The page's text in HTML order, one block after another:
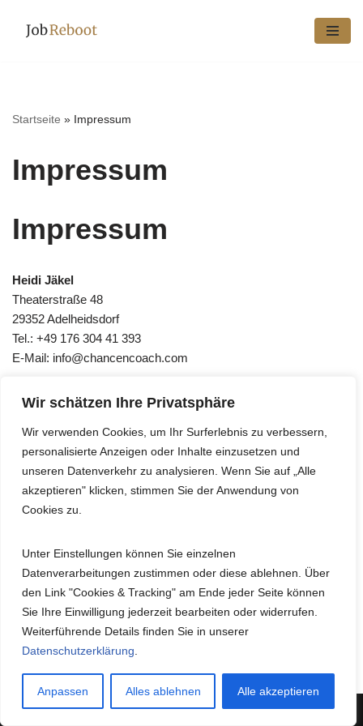
Wir schätzen Ihre Privatsphäre
Wir verwenden Cookies, um Ihr Surferlebnis zu verbessern,
personalisierte Anzeigen oder Inhalte einzusetzen und
unseren Datenverkehr zu analysieren. Wenn Sie auf „Alle
akzeptieren" klicken, stimmen Sie der Anwendung von
Cookies zu.
Unter Einstellungen können Sie einzelnen
Datenverarbeitungen zustimmen oder diese ablehnen. Über
den Link "Cookies & Tracking" am Ende jeder Seite können
Sie Ihre Einwilligung jederzeit bearbeiten oder widerrufen.
Weiterführende Details finden Sie in unserer
Datenschutzerklärung
Anpassen Alles ablehnen Alle akzeptieren
Startseite » Impressum
Impressum
Impressum
Heidi Jäkel
Theaterstraße 48
29352 Adelheidsdorf
Tel.: +49 176 304 41 393
E-Mail: info@chancencoach.com
Rechtsform: Einzelunternehmen
Verantwortlich für den Inhalt nach § 55 Abs. 2 RStV:
Heidi Jäkel, Anschrift wie oben
JobReboot ist ein eigenständiges Projekt von Heidi Jäkel
(ChancenCoach). Die E-Mail-Adresse
info@chancencoach.combleibt für beide erreichbar.
AGB Impressum Datenschutzerklärung
Neve| Präsentiert vonWordPress